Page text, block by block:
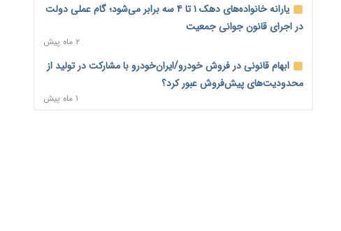
مرحله سیزدهم کالابرگ در سایه تورم؛ قدرت خرید یارانه
یک‌میلیونی بیش از پیش آب رفت
۱ روز پیش
۱۴ مرداد؛ اولین «روز ملی کارفرما» در تقویم رسمی ایران/«روز
ملی کارفرما» چگونه به تقویم رسمی کشور رسید؟
۱ روز پیش
یارانه خانواده‌های دهک ۱ تا ۴ سه برابر می‌شود؛ گام عملی دولت
در اجرای قانون جوانی جمعیت
۲ ماه پیش
ابهام قانونی در فروش خودرو/ایران‌خودرو با مشارکت در تولید از
محدودیت‌های پیش‌فروش عبور کرد؟
۱ ماه پیش